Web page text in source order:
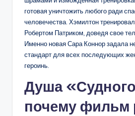
готовая уничтожить любого ради
человечества. Хэмилтон
Робертом Патриком, доведя свое
Именно новая Сара Коннор задала
стандарт для всех последующих
героинь.
Душа
почему фильм